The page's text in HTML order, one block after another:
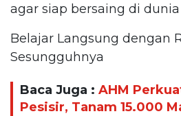
agar siap bersaing di dunia
Belajar Langsung dengan
Sesungguhnya
Baca Juga : AHM
Pesisir, Tanam 15.000